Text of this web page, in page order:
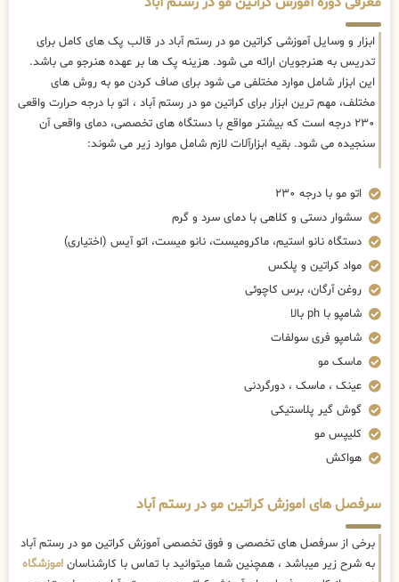
ابزار و وسایل آموزشی کراتین مو در رستم آباد در قالب پک های کامل برای
تدریس به هنرجویان ارائه می شود. هزینه پک ها بر عهده هنرجو می باشد.
این ابزار شامل موارد مختلفی می شود برای صاف کردن مو به روش های
مختلف، مهم ترین ابزار برای کراتین مو در رستم آباد ، اتو با درجه حرارت واقعی
۲۳۰ درجه است که بیشتر مواقع با دستگاه های تخصصی، دمای واقعی آن
سنجیده می شود. بقیه ابزارآلات لازم شامل موارد زیر می شوند:
اتو مو با درجه ۲۳۰
سشوار دستی و کلاهی با دمای سرد و گرم
دستگاه نانو استیم، ماکرومیست، نانو میست، اتو آیس (اختیاری)
مواد کراتین و پلکس
روغن آرگان، برس کاچوئی
شامپو با ph بالا
شامپو فری سولفات
ماسک مو
عینک ، ماسک ، دورگردنی
گوش گیر پلاستیکی
کلیپس مو
هواکش
سرفصل های اموزش کراتین مو در رستم آباد
برخی از سرفصل های تخصصی و فوق تخصصی آموزش کراتین مو در رستم آباد
به شرح زیر میباشد ، همچنین شما میتوانید با تماس با کارشناسان اموزشگاه